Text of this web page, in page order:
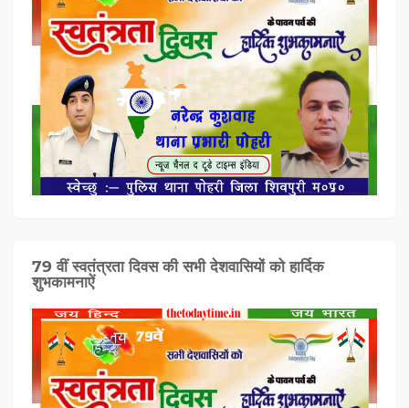
79 वीं स्वतंत्रता दिवस की सभी देशवासियों को हार्दिक
शुभकामनाऐं